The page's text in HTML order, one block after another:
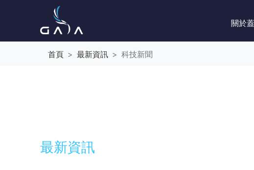
關於
首頁 最新資訊 科技新聞
最新資訊